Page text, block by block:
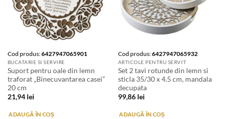
Cod produs:6427947065901
BUCATARIE SI SERVIRE
Suport pentru oale din lemn
traforat „Binecuvantarea casei”
20 cm
21,94 lei
ADAUGĂ ÎN COȘ
Cod produs:6427947065932
ARTICOLE PENTRU SERVIT
Set 2 tavi rotunde din lemn si
sticla 35/30 x 4.5 cm, mandala
decupata
99,86 lei
ADAUGĂ ÎN COȘ